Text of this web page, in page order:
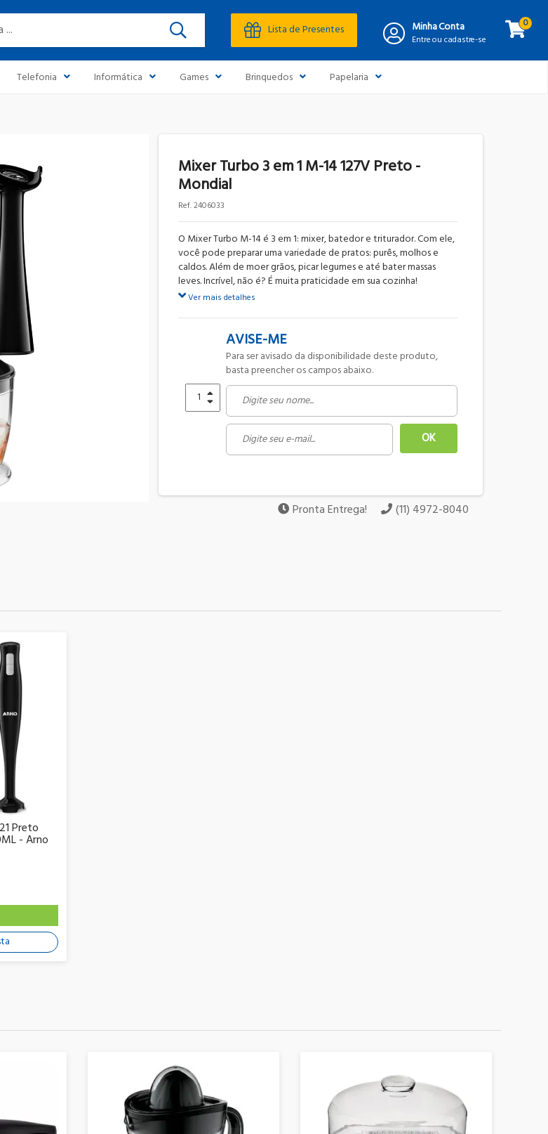
Buscar Lista de Presentes Minha Conta
Entre ou cadastre-se
0
Telefonia Informática Games Brinquedos Papelaria
Mixer Turbo 3 em 1 M-14 127V Preto -
Mondial
2406033
O Mixer Turbo M-14 é 3 em 1: mixer, batedor e triturador. Com ele,
você pode preparar uma variedade de pratos: purês, molhos e
caldos. Além de moer grãos, picar legumes e até bater massas
leves. Incrível, não é? É muita praticidade em sua cozinha!
Ver mais detalhes
AVISE-ME
para ser avisado da disponibilidade deste produto,
basta preencher os campos abaixo.
Pronta Entrega! (11) 4972-8040
Preto
- Arno